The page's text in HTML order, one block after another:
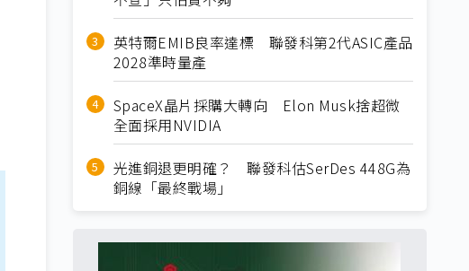
英特爾EMIB良率達標 聯發科第2代ASIC產品
2028準時量產
SpaceX晶片採購大轉向 Elon Musk捨超微
全面採用NVIDIA
光進銅退更明確？ 聯發科估SerDes 448G為
銅線「最終戰場」